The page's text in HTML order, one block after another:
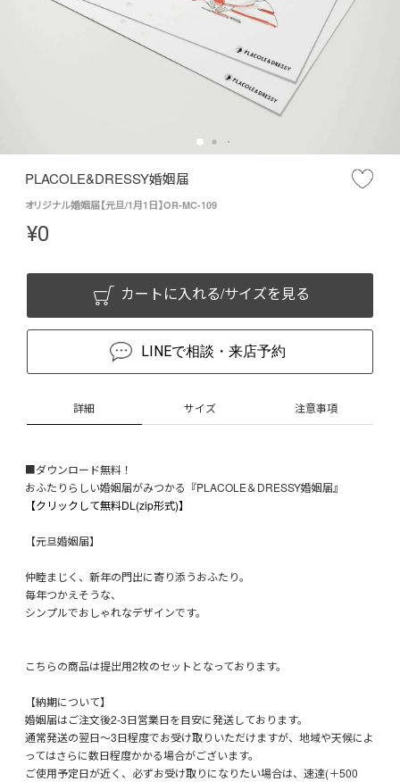
PLACOLE&DRESSY婚姻届
オリジナル婚姻届【元旦/1月1日】OR-MC-109
¥0
カートに入れる/サイズを見る
LINEで相談・来店予約
詳細 サイズ 注意事項
■ダウンロード無料！
おふたりらしい婚姻届がみつかる『PLACOLE＆DRESSY婚姻届』
【クリックして無料DL(zip形式)】
【元旦婚姻届】
仲睦まじく、新年の門出に寄り添うおふたり。
毎年つかえそうな、
シンプルでおしゃれなデザインです。
こちらの商品は提出用2枚のセットとなっております。
【納期について】
婚姻届はご注文後2-3日営業日を目安に発送しております。
通常発送の翌日～3日程度でお受け取りいただけますが、地域や天候によ
ってはさらに数日程度かかる場合がございます。
ご使用予定日が近く、必ずお受け取りになりたい場合は、速達(＋500